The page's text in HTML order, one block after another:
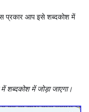
प्रकार आप इसे शब्दकोश में
में शब्दकोश में जोड़ा जाएगा।